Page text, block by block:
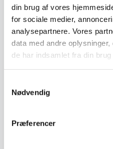
din brug af vores
for sociale medier,
analysepartnere. Vores
data med andre
de har indsamlet fra din
Nødvendig
Præferencer
sagsbehandling
behandlingsfrist